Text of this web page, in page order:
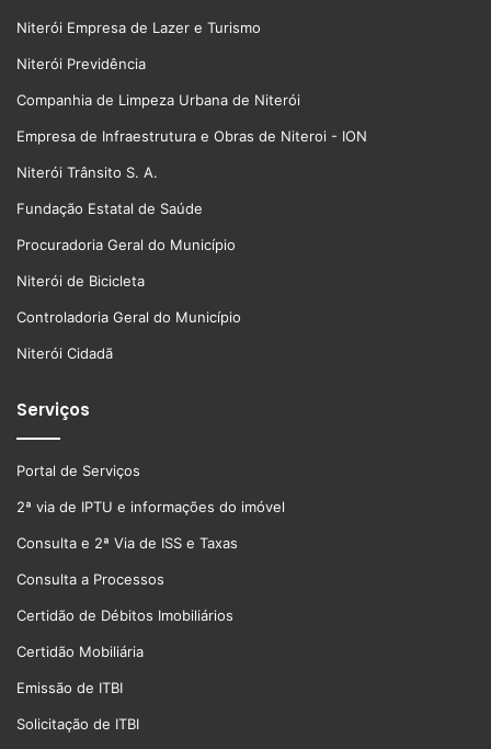
Niterói Empresa de Lazer e Turismo
Niterói Previdência
Companhia de Limpeza Urbana de Niterói
Empresa de Infraestrutura e Obras de Niteroi - ION
Niterói Trânsito S. A.
Fundação Estatal de Saúde
Procuradoria Geral do Município
Niterói de Bicicleta
Controladoria Geral do Município
Niterói Cidadã
Serviços
Portal de Serviços
2ª via de IPTU e informações do imóvel
Consulta e 2ª Via de ISS e Taxas
Consulta a Processos
Certidão de Débitos Imobiliários
Certidão Mobiliária
Emissão de ITBI
Solicitação de ITBI